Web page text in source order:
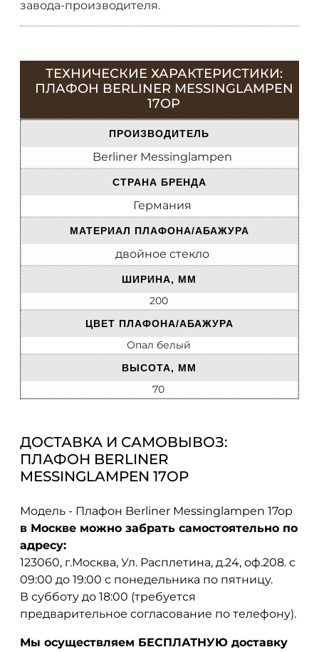
завода-производителя.
ТЕХНИЧЕСКИЕ ХАРАКТЕРИСТИКИ:
ПЛАФОН BERLINER MESSINGLAMPEN
17OP
ПРОИЗВОДИТЕЛЬ
Berliner Messinglampen
СТРАНА БРЕНДА
Германия
МАТЕРИАЛ ПЛАФОНА/АБАЖУРА
двойное стекло
ШИРИНА, ММ
200
ЦВЕТ ПЛАФОНА/АБАЖУРА
Опал белый
ВЫСОТА, ММ
70
ДОСТАВКА И САМОВЫВОЗ:
ПЛАФОН BERLINER
MESSINGLAMPEN 17OP
Модель - Плафон Berliner Messinglampen 17op
в Москве можно забрать самостоятельно по
адресу:
123060, г.Москва, Ул. Расплетина, д.24, оф.208. с
09:00 до 19:00 с понедельника по пятницу.
В субботу до 18:00 (требуется
предварительное согласование по телефону).
Мы осуществляем БЕСПЛАТНУЮ доставку